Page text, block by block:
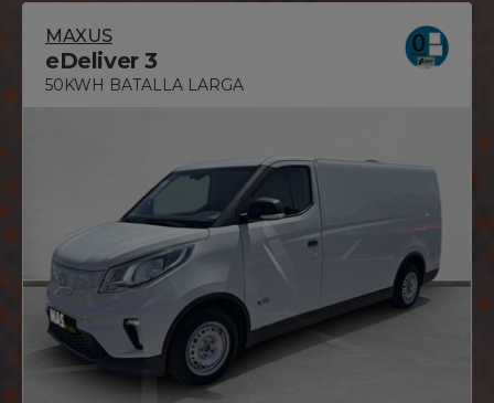
MAXUS
eDeliver 3
50KWH BATALLA LARGA